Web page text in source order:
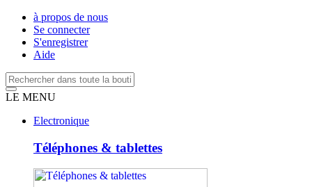
à propos de nous
Se connecter
S'enregistrer
Aide
LE MENU
Electronique
Téléphones & tablettes